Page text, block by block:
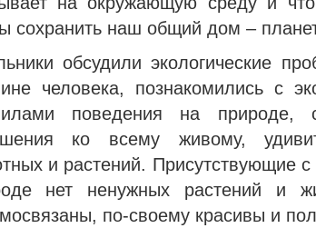
сохранить наш общий дом –
обсудили экологические
человека, познакомились с
поведения на природе,
ко всему живому,
и растений. Присутствующие
нет ненужных растений и
по-своему красивы и